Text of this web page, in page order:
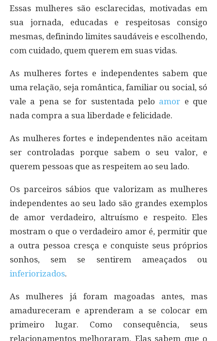
Essas mulheres são esclarecidas, motivadas em
sua jornada, educadas e respeitosas consigo
mesmas, definindo limites saudáveis e escolhendo,
com cuidado, quem querem em suas vidas.
As mulheres fortes e independentes sabem que
uma relação, seja romântica, familiar ou social, só
vale a pena se for sustentada pelo amor e que
nada compra a sua liberdade e felicidade.
As mulheres fortes e independentes não aceitam
ser controladas porque sabem o seu valor, e
querem pessoas que as respeitem ao seu lado.
Os parceiros sábios que valorizam as mulheres
independentes ao seu lado são grandes exemplos
de amor verdadeiro, altruísmo e respeito. Eles
mostram o que o verdadeiro amor é, permitir que
a outra pessoa cresça e conquiste seus próprios
sonhos, sem se sentirem ameaçados ou
inferiorizados.
As mulheres já foram magoadas antes, mas
amadureceram e aprenderam a se colocar em
primeiro lugar. Como consequência, seus
relacionamentos melhoraram. Elas sabem que o